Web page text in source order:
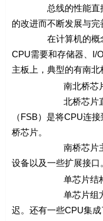
总线的性能直接影
的改进而不断发展与完
在计算机的概念模
CPU需要和存储器、I/
主板上，典型的有南
南北桥芯片
北桥芯片直接与
（FSB）是将CPU连
桥芯片。
南桥芯片主要负责
设备以及一些扩展接
单芯片结
单芯片组方式取消
迟。还有一些CPU集